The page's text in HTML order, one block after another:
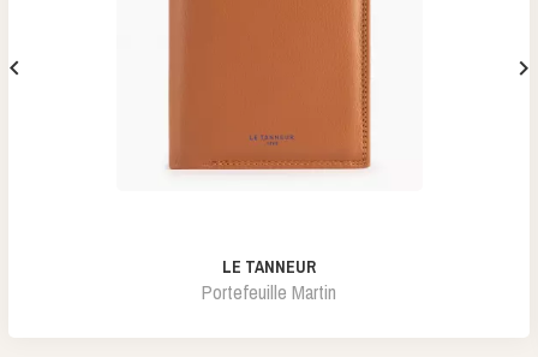
LE TANNEUR
Portefeuille Martin
 